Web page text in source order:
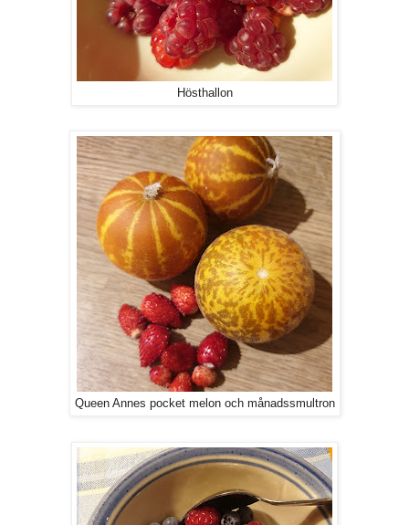
Hösthallon
Queen Annes pocket melon och månadssmultron